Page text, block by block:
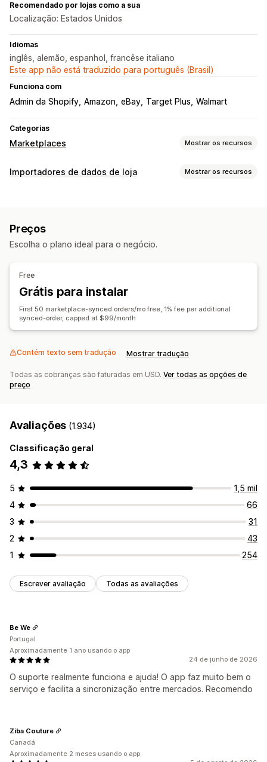
Recomendado por lojas como a sua
Localização: Estados Unidos
Idiomas
inglês, alemão, espanhol, francêse italiano
Este app não está traduzido para português (Brasil)
Funciona com
Admin da Shopify Amazon eBay Target Plus Walmart
Categorias
Marketplaces Mostrar os recursos
Gerenciamento de listagem
Gerenciamento de pedidos
Processamento de pedidos em vários locais
Sincronização de acompanhamento
Painel de controle unificado
Importadores de dados de loja Mostrar os recursos
Sincronização de pedidos
Sincronização de produtos Sincronização bidirecional
Migração de dados
Atualizações em massa
Produtos
Preços
Escolha o plano ideal para o negócio.
Free
Grátis para instalar
First 50 marketplace-synced orders/mo free, 1% fee per additional
synced-order, capped at $99/month
Contém texto sem tradução Mostrar tradução
Todas as cobranças são faturadas em USD. Ver todas as opções de
preço
Avaliações (1.934)
Classificação geral
4,3
5
1,5 mil
4
66
3
31
2
43
1
254
Escrever avaliação Todas as avaliações
24 de junho de 2026
O suporte realmente funciona e ajuda! O app faz muito bem o
serviço e facilita a sincronização entre mercados. Recomendo
Be We
Portugal
Aproximadamente 1 ano usando o app
Ziba Couture
Canadá
Aproximadamente 2 meses usando o app